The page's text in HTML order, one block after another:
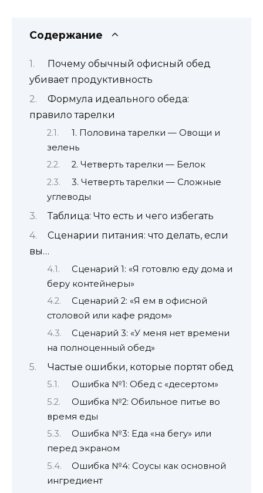
Содержание
Почему обычный офисный обед
убивает продуктивность
Формула идеального обеда:
правило тарелки
1. Половина тарелки — Овощи и
зелень
2. Четверть тарелки — Белок
3. Четверть тарелки — Сложные
углеводы
Таблица: Что есть и чего избегать
Сценарии питания: что делать, если
вы…
Сценарий 1: «Я готовлю еду дома и
беру контейнеры»
Сценарий 2: «Я ем в офисной
столовой или кафе рядом»
Сценарий 3: «У меня нет времени
на полноценный обед»
Частые ошибки, которые портят обед
Ошибка №1: Обед с «десертом»
Ошибка №2: Обильное питье во
время еды
Ошибка №3: Еда «на бегу» или
перед экраном
Ошибка №4: Соусы как основной
ингредиент